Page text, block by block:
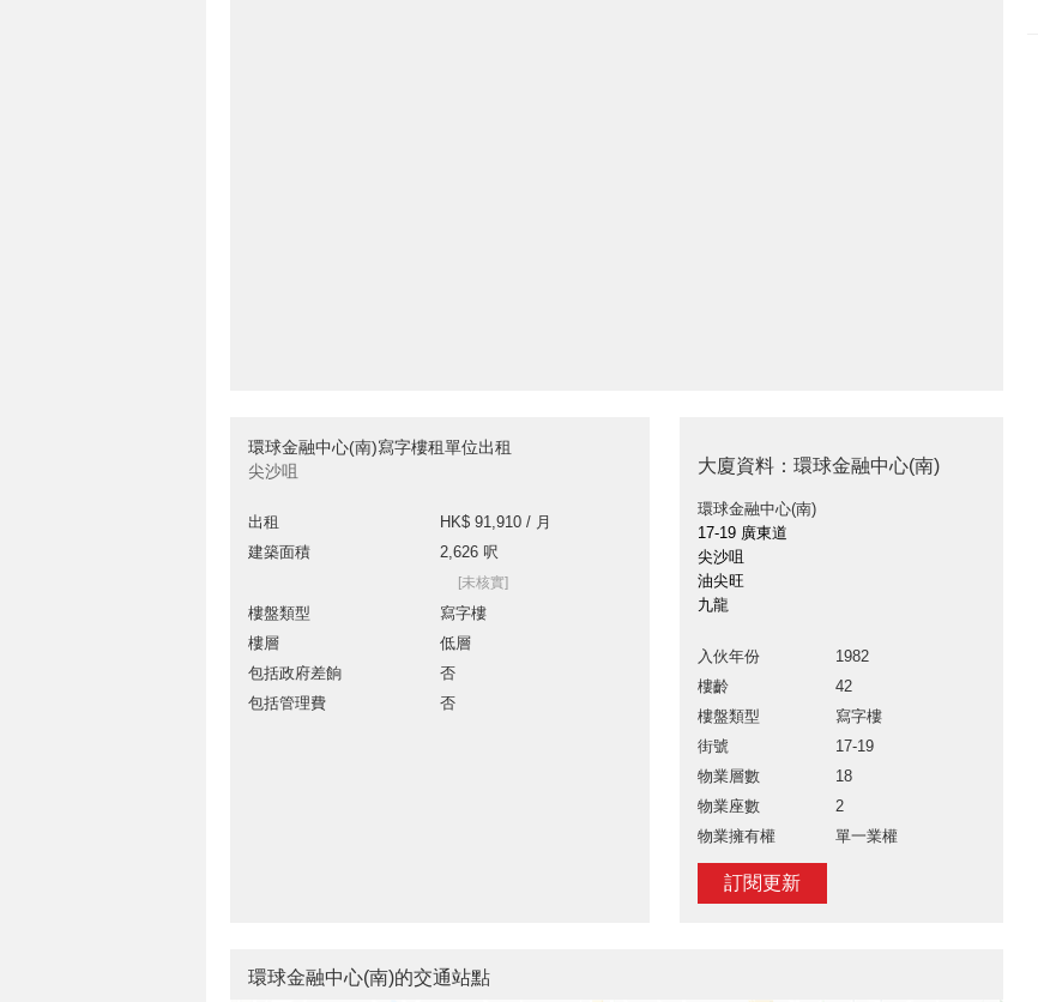
環球金融中心(南)寫字樓租單位出租
尖沙咀
出租
HK$ 91,910 / 月
建築面積
2,626 呎
[未核實]
樓盤類型
寫字樓
樓層
低層
包括政府差餉
否
包括管理費
否
大廈資料：環球金融中心(南)
環球金融中心(南)
17-19 廣東道
尖沙咀
油尖旺
九龍
入伙年份
1982
樓齡
42
樓盤類型
寫字樓
街號
17-19
物業層數
18
物業座數
2
物業擁有權
單一業權
訂閱更新
環球金融中心(南)的交通站點